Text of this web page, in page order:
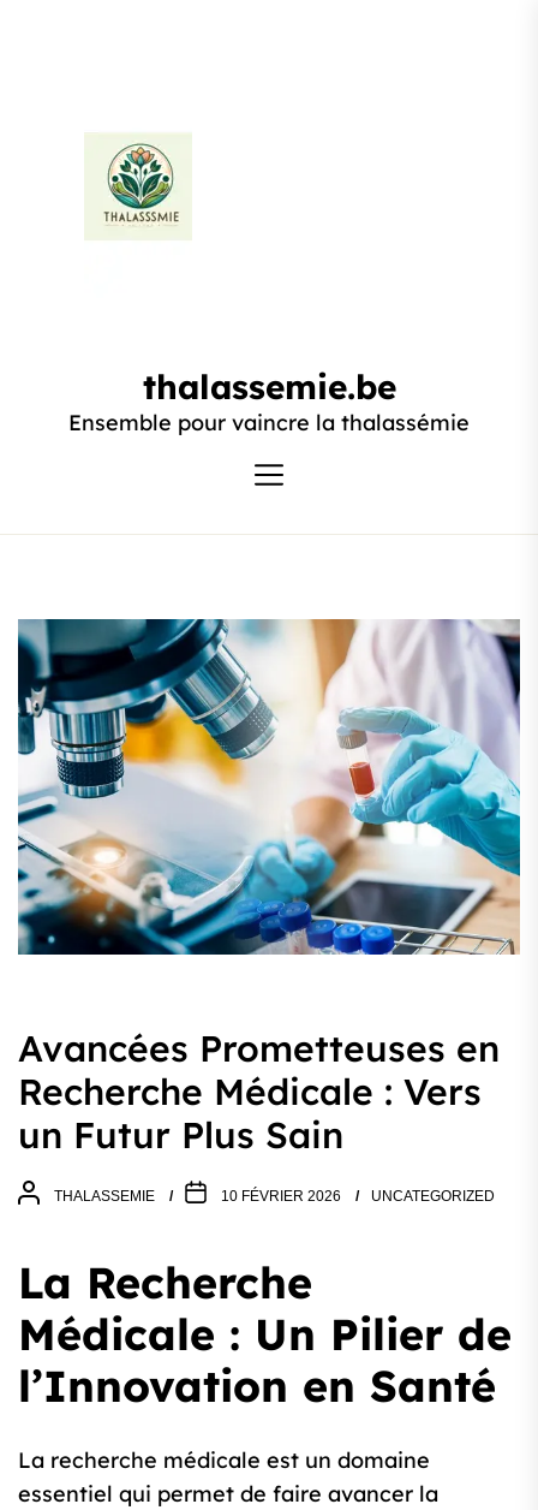
thalassemie.be
thalassemie.be
Ensemble pour vaincre la thalassémie
Avancées Prometteuses en
Recherche Médicale : Vers
un Futur Plus Sain
THALASSEMIE 10 FÉVRIER 2026 UNCATEGORIZED
La Recherche
Médicale : Un Pilier de
l’Innovation en Santé
La recherche médicale est un domaine
essentiel qui permet de faire avancer la